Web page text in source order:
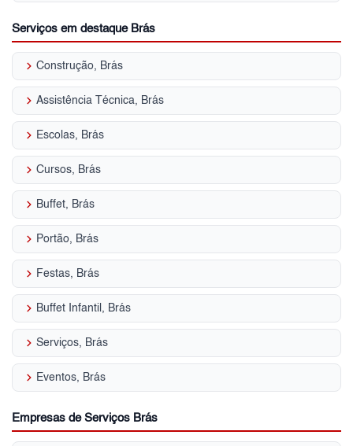
Serviços em destaque Brás
keyboard_arrow_right Construção, Brás
keyboard_arrow_right Assistência Técnica, Brás
keyboard_arrow_right Escolas, Brás
keyboard_arrow_right Cursos, Brás
keyboard_arrow_right Buffet, Brás
keyboard_arrow_right Portão, Brás
keyboard_arrow_right Festas, Brás
keyboard_arrow_right Buffet Infantil, Brás
keyboard_arrow_right Serviços, Brás
keyboard_arrow_right Eventos, Brás
Empresas de Serviços Brás